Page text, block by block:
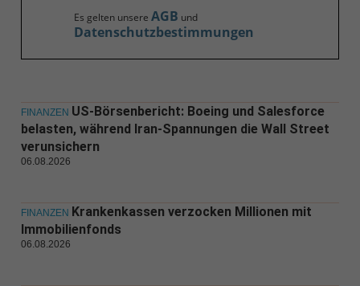
Es gelten unsere AGB und
Datenschutzbestimmungen
FINANZEN US-Börsenbericht: Boeing und Salesforce
belasten, während Iran-Spannungen die Wall Street
verunsichern
06.08.2026
FINANZEN Krankenkassen verzocken Millionen mit
Immobilienfonds
06.08.2026